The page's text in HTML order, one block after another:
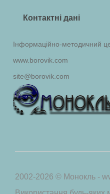
Контактні дані
Інформаційно-методичний
www.borovik.com
site@borovik.com
2002-2026 © Монокль -